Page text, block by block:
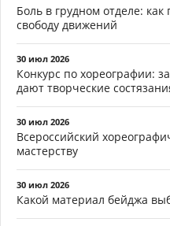
Боль в грудном отделе:
свободу движений
30 июл 2026
Конкурс по хореографии:
дают творческие
30 июл 2026
Всероссийский
мастерству
30 июл 2026
Какой материал бейджа